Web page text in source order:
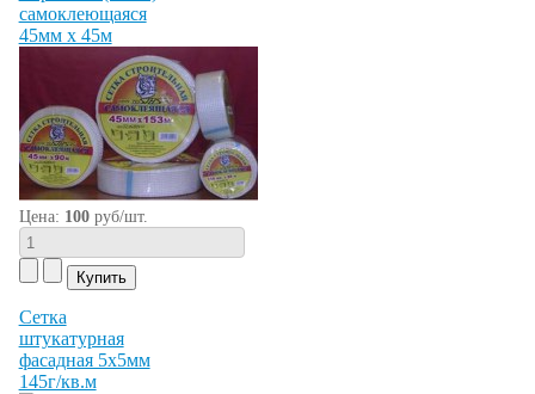
самоклеющаяся
45мм х 45м
Цена: 100руб/шт.
Сетка
штукатурная
фасадная 5х5мм
145г/кв.м